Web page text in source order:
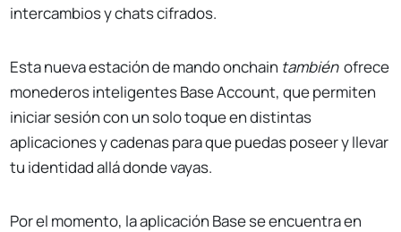
intercambios y chats cifrados.
Esta nueva estación de mando onchain también ofrece
monederos inteligentes Base Account, que permiten
iniciar sesión con un solo toque en distintas
aplicaciones y cadenas para que puedas poseer y llevar
tu identidad allá donde vayas.
Por el momento, la aplicación Base se encuentra en